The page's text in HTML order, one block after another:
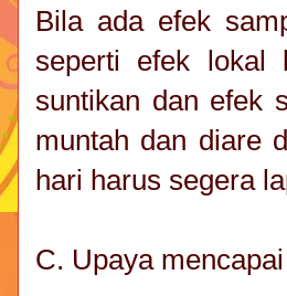
Bila ada efek
seperti efek lokal
suntikan dan efek
muntah dan diare
hari harus segera
C. Upaya